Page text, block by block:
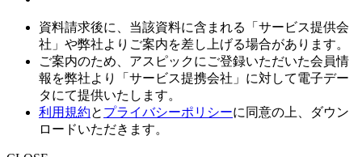
資料請求後に、当該資料に含まれる「サービス提供会
社」や弊社よりご案内を差し上げる場合があります。
ご案内のため、アスピックにご登録いただいた会員情
報を弊社より「サービス提携会社」に対して電子デー
タにて提供いたします。
利用規約と プライバシーポリシーに同意の上、ダウン
ロードいただきます。